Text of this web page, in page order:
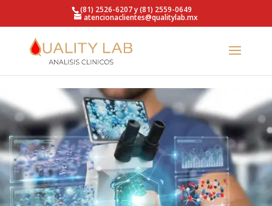
https://qualitylab.mx/(81) 2526-6207 y (81) 2559-0649
atencionaclientes@qualitylab.mx